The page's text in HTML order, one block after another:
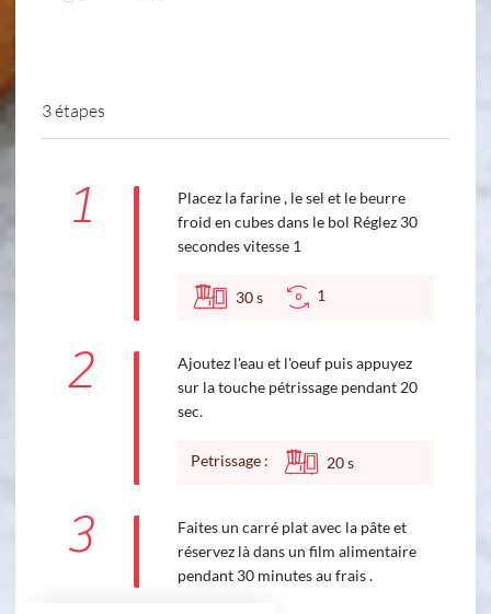
3 étapes
1
Placez la farine , le sel et le beurre
froid en cubes dans le bol Réglez 30
secondes vitesse 1
30s 1
2
Ajoutez l'eau et l'oeuf puis appuyez
sur la touche pétrissage pendant 20
sec.
Petrissage : 20s
3
Faites un carré plat avec la pâte et
réservez là dans un film alimentaire
pendant 30 minutes au frais .